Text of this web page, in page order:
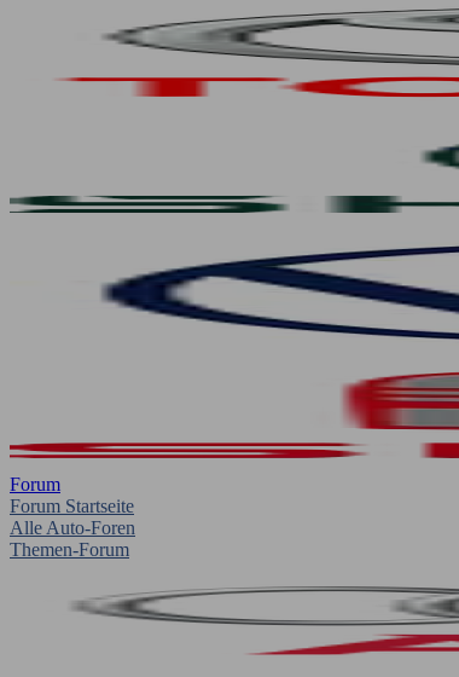
Forum
Forum Startseite
Alle Auto-Foren
Themen-Forum